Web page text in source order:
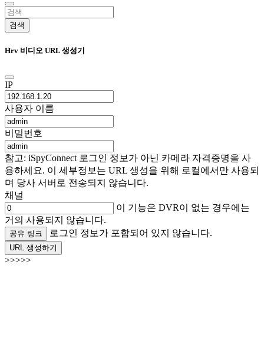
검색
Hrv 비디오 URL 생성기
IP
사용자 이름
비밀번호
참고: iSpyConnect 로그인 정보가 아닌 카메라 자격증명을 사
용하세요. 이 세부정보는 URL 생성을 위해 로컬에서만 사용되
며 당사 서버로 전송되지 않습니다.
채널
이 기능은 DVR이 없는 경우에는
거의 사용되지 않습니다.
공유 링크 로그인 정보가 포함되어 있지 않습니다.
URL 생성하기
>>>>>